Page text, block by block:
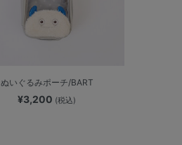
ぬいぐるみポーチ/BART
¥3,200 (税込)